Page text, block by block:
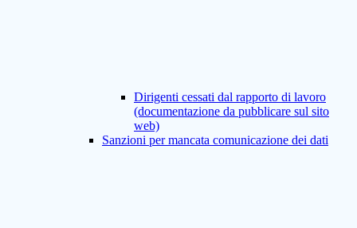
Dirigenti cessati dal rapporto di lavoro
(documentazione da pubblicare sul sito
web)
Sanzioni per mancata comunicazione dei dati